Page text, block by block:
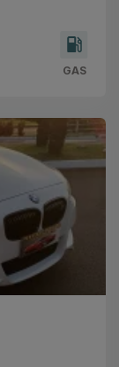
GAS